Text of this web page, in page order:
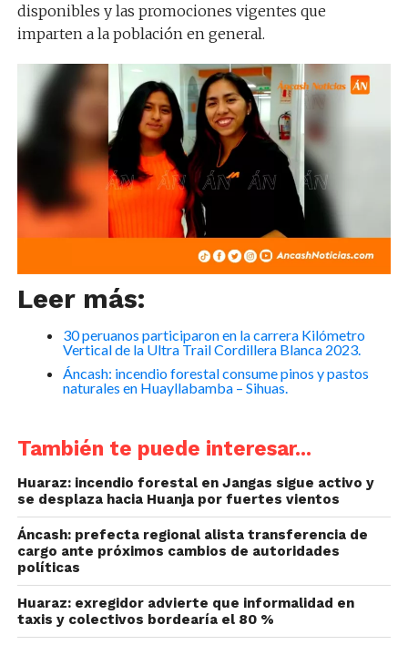
disponibles y las promociones vigentes que
imparten a la población en general.
Leer más:
30 peruanos participaron en la carrera Kilómetro
Vertical de la Ultra Trail Cordillera Blanca 2023.
Áncash: incendio forestal consume pinos y pastos
naturales en Huayllabamba – Sihuas.
También te puede interesar...
Huaraz: incendio forestal en Jangas sigue activo y
se desplaza hacia Huanja por fuertes vientos
Áncash: prefecta regional alista transferencia de
cargo ante próximos cambios de autoridades
políticas
Huaraz: exregidor advierte que informalidad en
taxis y colectivos bordearía el 80 %